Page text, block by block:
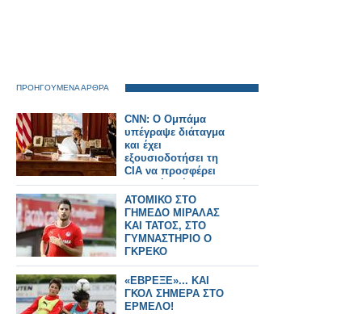
ΠΡΟΗΓΟΥΜΕΝΑ ΑΡΘΡΑ
CNN: Ο Ομπάμα
υπέγραψε διάταγμα
και έχει
εξουσιοδοτήσει τη
CIA να προσφέρει
μυστική στήριξη
στους αντάρτες της
Συρίας!!
ΑΤΟΜΙΚΟ ΣΤΟ
ΓΗΜΕΔΟ ΜΙΡΑΛΑΣ
ΚΑΙ ΤΑΤΟΣ, ΣΤΟ
ΓΥΜΝΑΣΤΗΡΙΟ Ο
ΓΚΡΕΚΟ
«ΕΒΡΕΞΕ»... ΚΑΙ
ΓΚΟΛ ΣΗΜΕΡΑ ΣΤΟ
ΕΡΜΕΛΟ!